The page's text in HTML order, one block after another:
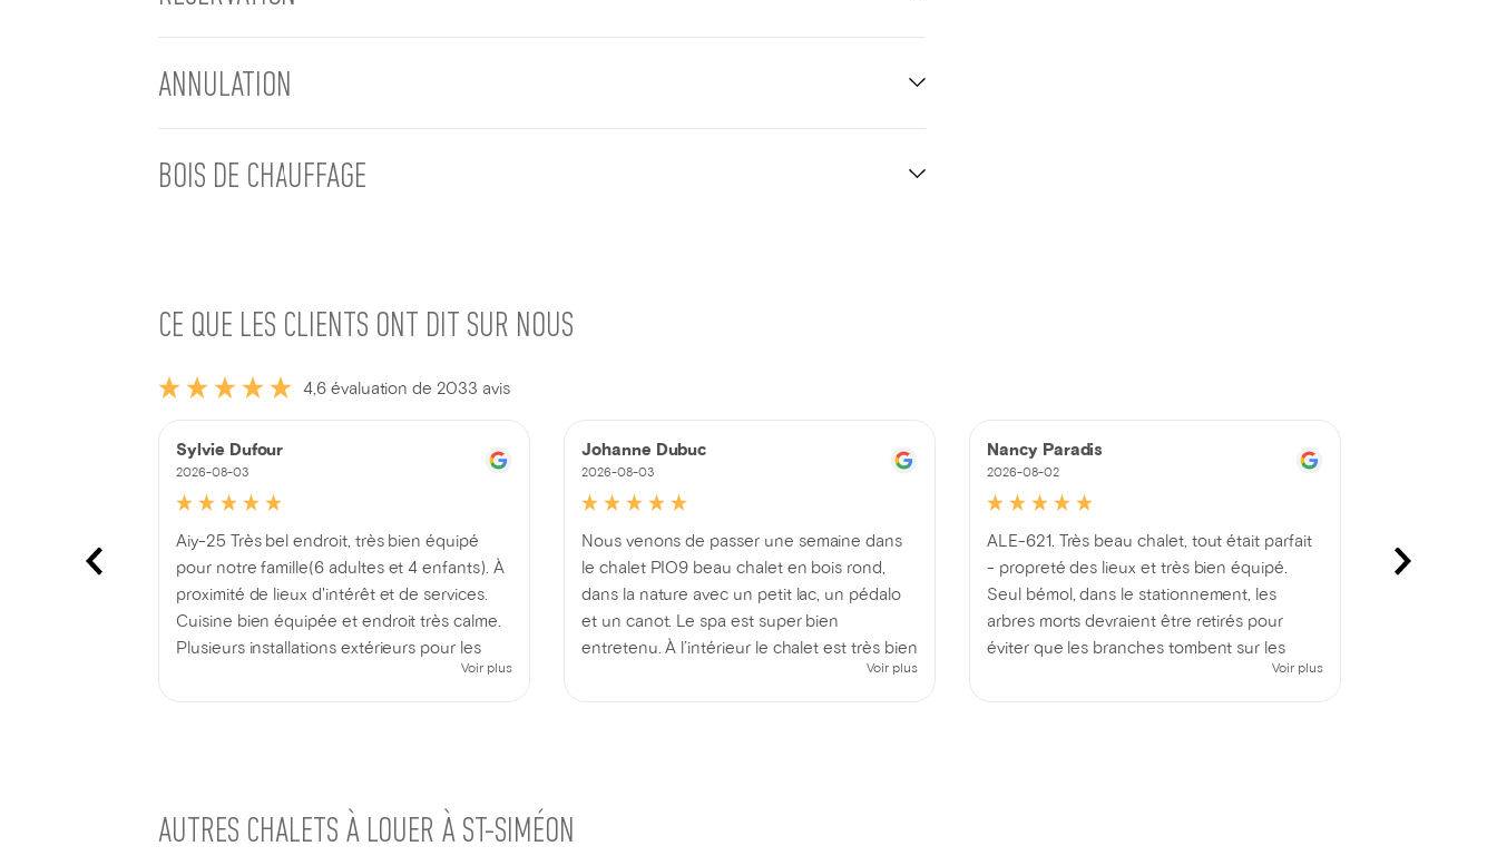
ANNULATION
BOIS DE CHAUFFAGE
CE QUE LES CLIENTS ONT DIT SUR NOUS
4,6 évaluation de 2033 avis
Sylvie Dufour
2026-08-03
Aiy-25 Très bel endroit, très bien équipé
pour notre famille(6 adultes et 4 enfants). À
proximité de lieux d'intérêt et de services.
Cuisine bien équipée et endroit très calme.
Plusieurs installations extérieurs pour les
enfants et adultes. Jeux pire l'intérieur etVoir plus
Johanne Dubuc
2026-08-03
Nous venons de passer une semaine dans
le chalet PIO9 beau chalet en bois rond,
dans la nature avec un petit lac, un pédalo
et un canot. Le spa est super bien
entretenu. À l’intérieur le chalet est très bien
équipé. On a profité aussi d’un beau feu de
Voir plus
Nancy Paradis
2026-08-02
ALE-621. Très beau chalet, tout était parfait
- propreté des lieux et très bien équipé.
Seul bémol, dans le stationnement, les
arbres morts devraient être retirés pour
éviter que les branches tombent sur les
véhicules ou les personnes. Sinon, trèsVoir plus
AUTRES CHALETS À LOUER À ST-SIMÉON